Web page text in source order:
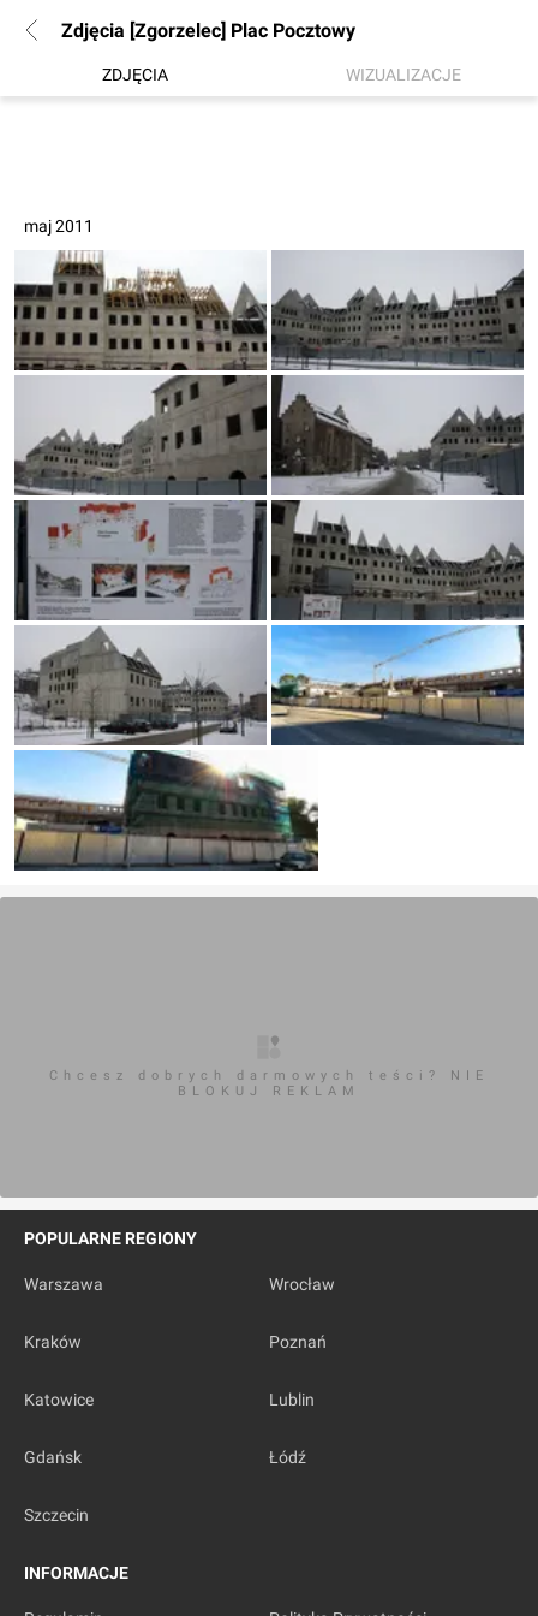
Zdjęcia [Zgorzelec] Plac Pocztowy
ZDJĘCIA WIZUALIZACJE
maj 2011
Chcesz dobrych darmowych teści? NIE
BLOKUJ REKLAM
POPULARNE REGIONY
Warszawa Wrocław
Kraków Poznań
Katowice Lublin
Gdańsk Łódź
Szczecin
INFORMACJE